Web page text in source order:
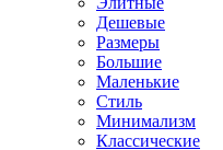
Дешевые
Размеры
Большие
Маленькие
Стиль
Минимализм
Классические